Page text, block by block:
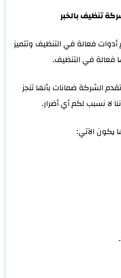
تنظيف بالخبر
فعالة في التنظيف وتتميز
فعالة في التنظيف.
الشركة ضمانات بأنها تنجز
لا نسبب لكم أي أضرار.
يكون الآتي: